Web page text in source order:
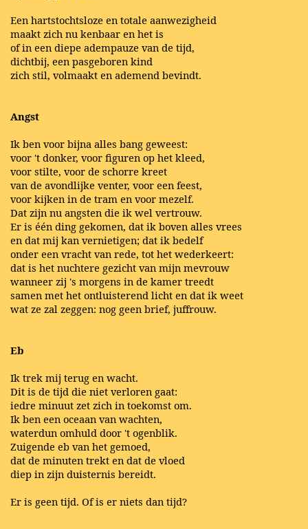
Een hartstochtsloze en totale aanwezigheid
maakt zich nu kenbaar en het is
of in een diepe adempauze van de tijd,
dichtbij, een pasgeboren kind
zich stil, volmaakt en ademend bevindt.
Angst
Ik ben voor bijna alles bang geweest:
voor 't donker, voor figuren op het kleed,
voor stilte, voor de schorre kreet
van de avondlijke venter, voor een feest,
voor kijken in de tram en voor mezelf.
Dat zijn nu angsten die ik wel vertrouw.
Er is één ding gekomen, dat ik boven alles vrees
en dat mij kan vernietigen; dat ik bedelf
onder een vracht van rede, tot het wederkeert:
dat is het nuchtere gezicht van mijn mevrouw
wanneer zij 's morgens in de kamer treedt
samen met het ontluisterend licht en dat ik weet
wat ze zal zeggen: nog geen brief, juffrouw.
Eb
Ik trek mij terug en wacht.
Dit is de tijd die niet verloren gaat:
iedre minuut zet zich in toekomst om.
Ik ben een oceaan van wachten,
waterdun omhuld door 't ogenblik.
Zuigende eb van het gemoed,
dat de minuten trekt en dat de vloed
diep in zijn duisternis bereidt.
Er is geen tijd. Of is er niets dan tijd?